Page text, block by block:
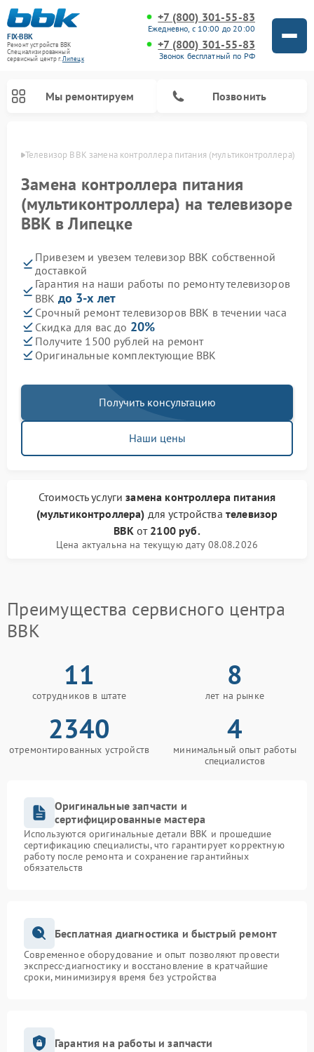
FIX-BBK
Ремонт устройств BBK
Специализированный
cервисный центр г.Липецк
+7 (800) 301-55-83
Ежедневно, с 10:00 до 20:00
+7 (800) 301-55-83
Звонок бесплатный по РФ
Мы ремонтируем Позвонить
Телевизор BBK замена контроллера питания (мультиконтроллера)
Замена контроллера питания
(мультиконтроллера) на телевизоре
BBK в Липецке
Привезем и увезем телевизор BBK собственной
доставкой
Гарантия на наши работы по ремонту телевизоров
BBK до 3-х лет
Срочный ремонт телевизоров BBK в течении часа
Скидка для вас до 20%
Получите 1500 рублей на ремонт
Оригинальные комплектующие BBK
Получить консультацию
Наши цены
Стоимость услугизамена контроллера питания
(мультиконтроллера) для устройства телевизор
BBKот 2100 руб.
Цена актуальна на текущую дату 08.08.2026
Преимущества сервисного центра
BBK
11
сотрудников в штате
8
лет на рынке
2340
отремонтированных устройств
4
минимальный опыт работы
специалистов
Оригинальные запчасти и
сертифицированные мастера
Используются оригинальные детали BBK и прошедшие
сертификацию специалисты, что гарантирует корректную
работу после ремонта и сохранение гарантийных
обязательств
Бесплатная диагностика и быстрый ремонт
Современное оборудование и опыт позволяют провести
экспресс-диагностику и восстановление в кратчайшие
сроки, минимизируя время без устройства
Гарантия на работы и запчасти